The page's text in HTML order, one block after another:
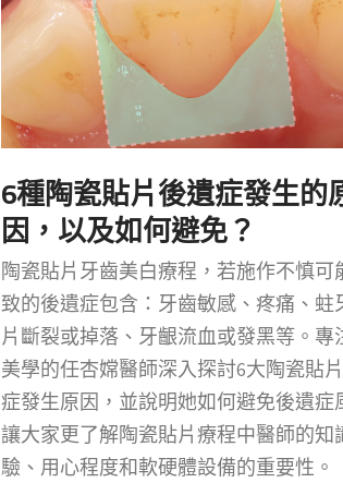
6種陶瓷貼片後遺症發生的
因，以及如何避免？
陶瓷貼片牙齒美白療程，若施作不慎可
致的後遺症包含：牙齒敏感、疼痛、蛀
片斷裂或掉落、牙齦流血或發黑等。專
美學的任杏嫦醫師深入探討6大陶瓷貼
症發生原因，並說明她如何避免後遺症
讓大家更了解陶瓷貼片療程中醫師的知
驗、用心程度和軟硬體設備的重要性。